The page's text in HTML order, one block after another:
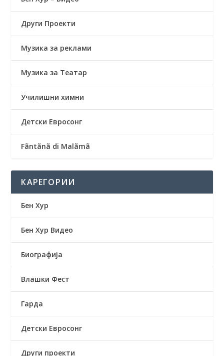
Други Проекти
Музика за реклами
Музика за Театар
Училишни химни
Детски Евросонг
Fãntãnã di Malãmã
КАРЕГОРИИ
Бен Хур
Бен Хур Видео
Биографија
Влашки Фест
Гарда
Детски Евросонг
Други проекти